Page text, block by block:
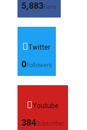
5,883Fans
Twitter
0Followers
Youtube
384Subscriber